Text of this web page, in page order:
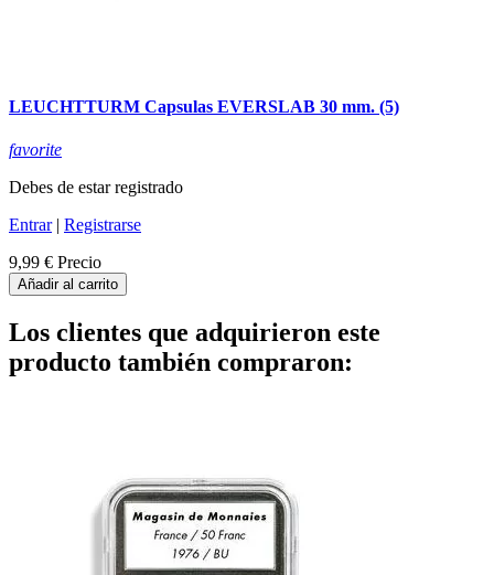
LEUCHTTURM Capsulas EVERSLAB 30 mm. (5)
favorite
Debes de estar registrado
Entrar| Registrarse
9,99 € Precio
Añadir al carrito
Los clientes que adquirieron este
producto también compraron: